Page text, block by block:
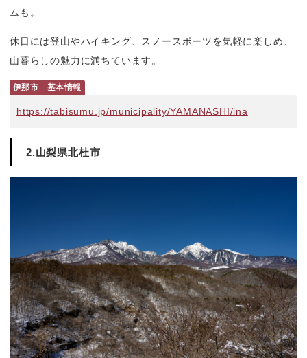
ムも。
休日には登山やハイキング、スノースポーツを気軽に楽しめ、
山暮らしの魅力に満ちています。
伊那市　基本情報
https://tabisumu.jp/municipality/YAMANASHI/ina
2.山梨県北杜市